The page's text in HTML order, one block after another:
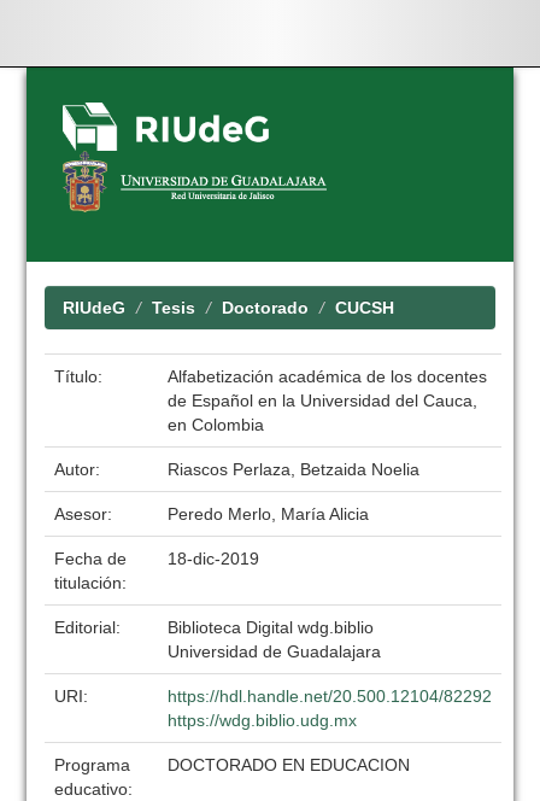
Skip
navigation
RIUdeG Tesis Doctorado CUCSH
Título:
Alfabetización académica de los docentes
de Español en la Universidad del Cauca,
en Colombia
Autor: Riascos Perlaza, Betzaida Noelia
Asesor: Peredo Merlo, María Alicia
Fecha de
titulación:
18-dic-2019
Editorial:
Biblioteca Digital wdg.biblio
Universidad de Guadalajara
URI:
https://hdl.handle.net/20.500.12104/82292
https://wdg.biblio.udg.mx
Programa
educativo:
DOCTORADO EN EDUCACION